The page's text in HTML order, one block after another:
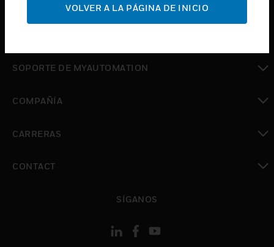
Cambiar vista
SOPORTE DE MYAUTOMATION
COMPAÑÍA
CARRERAS
CONTACT
SÍGANOS
VOLVER A LA PÁGINA DE INICIO